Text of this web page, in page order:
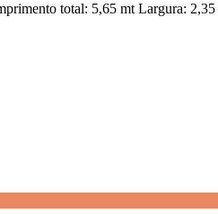
total: 5,65 mt Largura: 2,35